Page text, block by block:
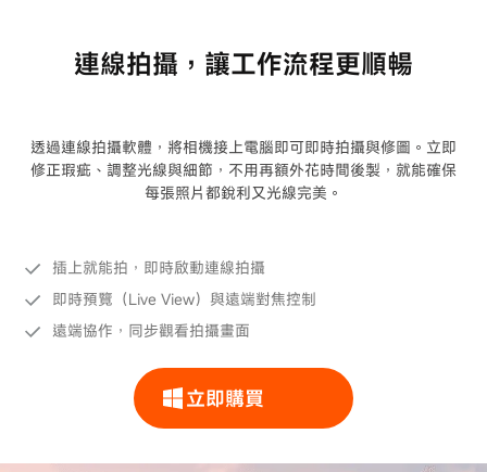
連線拍攝，讓工作流程更順暢
透過連線拍攝軟體，將相機接上電腦即可即時拍攝與修圖。立即
修正瑕疵、調整光線與細節，不用再額外花時間後製，就能確保
每張照片都銳利又光線完美。
插上就能拍，即時啟動連線拍攝
即時預覽（Live View）與遠端對焦控制
遠端協作，同步觀看拍攝畫面
立即購買